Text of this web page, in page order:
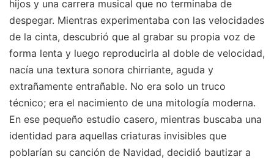
hijos y una carrera musical que no terminaba de
despegar. Mientras experimentaba con las velocidades
de la cinta, descubrió que al grabar su propia voz de
forma lenta y luego reproducirla al doble de velocidad,
nacía una textura sonora chirriante, aguda y
extrañamente entrañable. No era solo un truco
técnico; era el nacimiento de una mitología moderna.
En ese pequeño estudio casero, mientras buscaba una
identidad para aquellas criaturas invisibles que
poblarían su canción de Navidad, decidió bautizar a